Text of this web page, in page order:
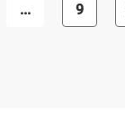
... 9